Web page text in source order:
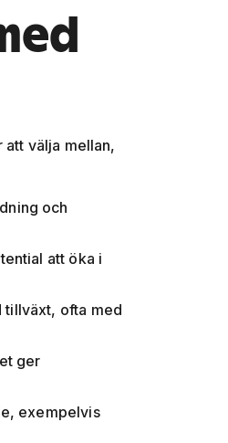
välja mellan,
och
att öka i
tillväxt, ofta med
ger
exempelvis